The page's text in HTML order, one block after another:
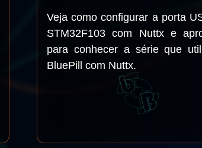
Veja como configurar a porta
STM32F103 com Nuttx e
para conhecer a série que
BluePill com Nuttx.